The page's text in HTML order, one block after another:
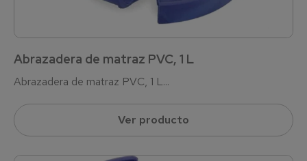
Abrazadera de matraz PVC, 1 L
Abrazadera de matraz PVC, 1 L...
Ver producto